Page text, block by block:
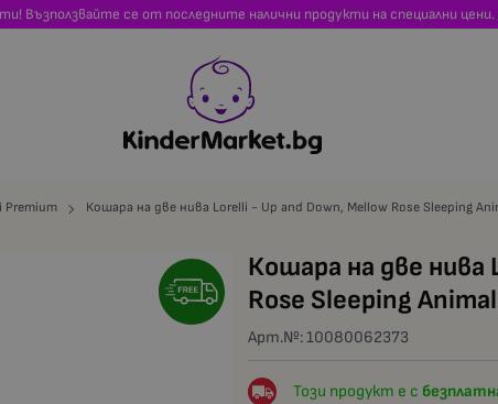
Възползвайте се от последните налични продукти на специални
Premium Кошара на две нива Lorelli - Up and Down, Mellow Rose Sleeping
Кошара на две нива
Rose Sleeping
Арт.№:10080062373
Този продукт е с